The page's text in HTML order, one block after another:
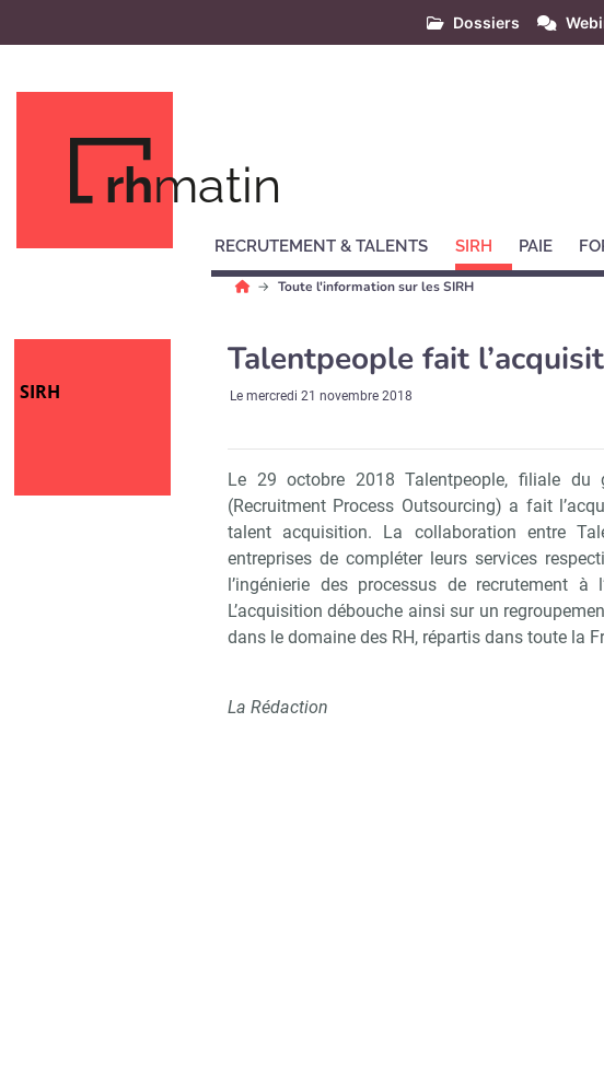
Dossiers
rhmatin
RECRUTEMENT & TALENTS SIRH PAIE
Toute l'information sur les SIRH
SIRH
Talentpeople fait
Lemercredi 21 novembre 2018
Le 29 octobre 2018 Talentpeople, filiale du
(Recruitment Process Outsourcing) a fait
talent acquisition. La collaboration entre
entreprises de compléter leurs services
l’ingénierie des processus de recrutement à
L’acquisition débouche ainsi sur un
dans le domaine des RH, répartis dans toute la
La Rédaction